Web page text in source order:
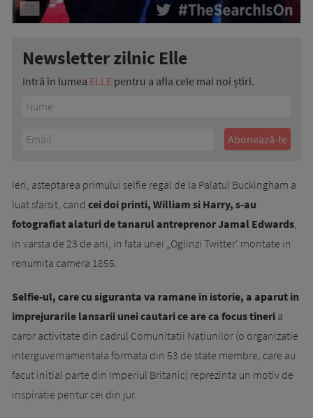
Newsletter zilnic Elle
Intră în lumea ELLE pentru a afla cele mai noi știri.
Ieri, asteptarea primului selfie regal de la Palatul Buckingham a
luat sfarsit, cand cei doi printi, William si Harry, s-au
fotografiat alaturi de tanarul antreprenor Jamal Edwards,
in varsta de 23 de ani, in fata unei „Oglinzi Twitter' montate in
renumita camera 1855.
Selfie-ul, care cu siguranta va ramane in istorie, a aparut in
imprejurarile lansarii unei cautari ce are ca focus tineri a
caror activitate din cadrul Comunitatii Natiunilor (o organizatie
interguvernamentala formata din 53 de state membre, care au
facut initial parte din Imperiul Britanic) reprezinta un motiv de
inspiratie pentur cei din jur.